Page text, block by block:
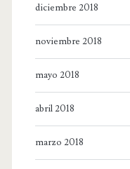
diciembre 2018
noviembre 2018
mayo 2018
abril 2018
marzo 2018